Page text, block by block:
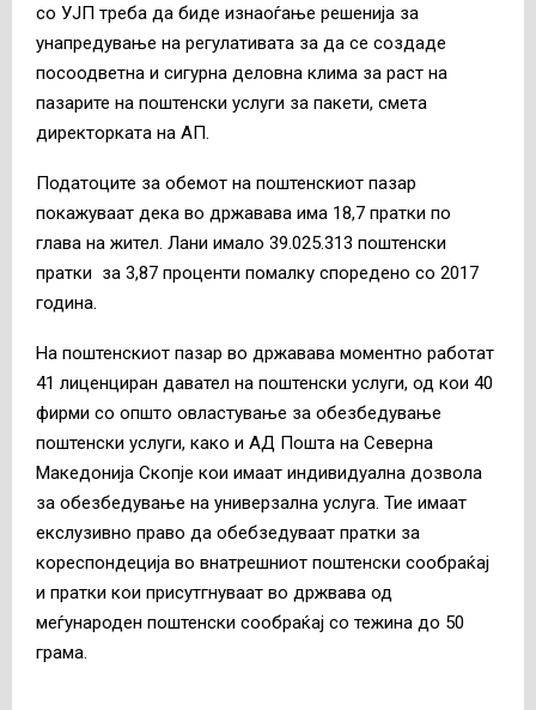
со УЈП треба да биде изнаоѓање решенија за
унапредување на регулативата за да се создаде
посоодветна и сигурна деловна клима за раст на
пазарите на поштенски услуги за пакети, смета
директорката на АП.
Податоците за обемот на поштенскиот пазар
покажуваат дека во државава има 18,7 пратки по
глава на жител. Лани имало 39.025.313 поштенски
пратки за 3,87 проценти помалку споредено со 2017
година.
На поштенскиот пазар во државава моментно работат
41 лиценциран давател на поштенски услуги, од кои 40
фирми со општо овластување за обезбедување
поштенски услуги, како и АД Пошта на Северна
Македонија Скопје кои имаат индивидуална дозвола
за обезбедување на универзална услуга. Тие имаат
екслузивно право да обебзедуваат пратки за
кореспондеција во внатрешниот поштенски сообраќај
и пратки кои присутгнуваат во држвава од
меѓународен поштенски сообраќај со тежина до 50
грама.